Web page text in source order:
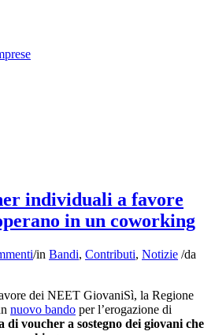
individuali a favore
in un coworking
/in Bandi, Contributi, Notizie /da
dei NEET GiovaniSì, la Regione
nuovo bando per l’erogazione di
di voucher a sostegno dei giovani che